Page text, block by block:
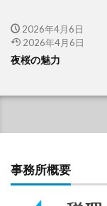
2026年4月6日
2026年4月6日
夜桜の魅力
事務所概要